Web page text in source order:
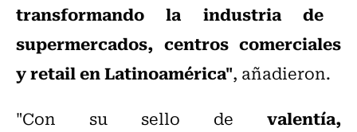
transformando la industria de
supermercados, centros comerciales
y retail en Latinoamérica", añadieron.
"Con su sello de valentía,